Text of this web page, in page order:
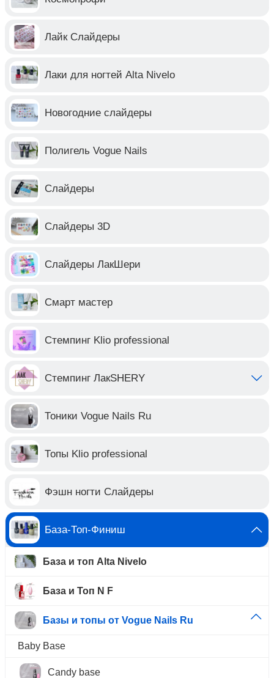
Лайк Слайдеры
Лаки для ногтей Alta Nivelo
Новогодние слайдеры
Полигель Vogue Nails
Слайдеры
Слайдеры 3D
Слайдеры ЛакШери
Смарт мастер
Стемпинг Klio professional
Стемпинг ЛакSHERY
Тоники Vogue Nails Ru
Топы Klio professional
Фэшн ногти Слайдеры
База-Топ-Финиш
База и топ Alta Nivelo
База и Топ N F
Базы и топы от Vogue Nails Ru
Baby Base
Candy base